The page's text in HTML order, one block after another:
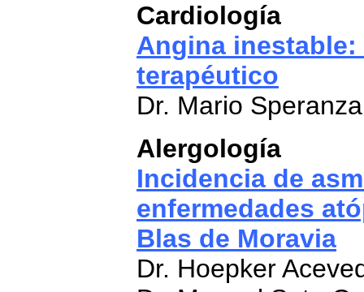
Cardiología
Angina
terapéutico
Dr. Mario
Alergología
Incidencia de
enfermedades
Blas de Moravia
Dr. Hoepker